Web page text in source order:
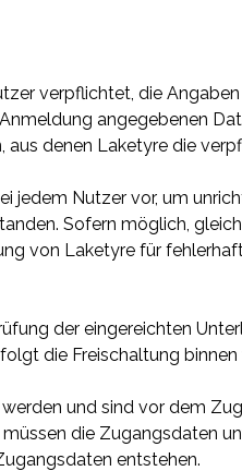
verpflichtet, die
angegebenen
denen Laketyre die
Nutzer vor, um
Sofern möglich,
von Laketyre für
der eingereichten
die Freischaltung
und sind vor dem
die Zugangsdaten
entstehen.